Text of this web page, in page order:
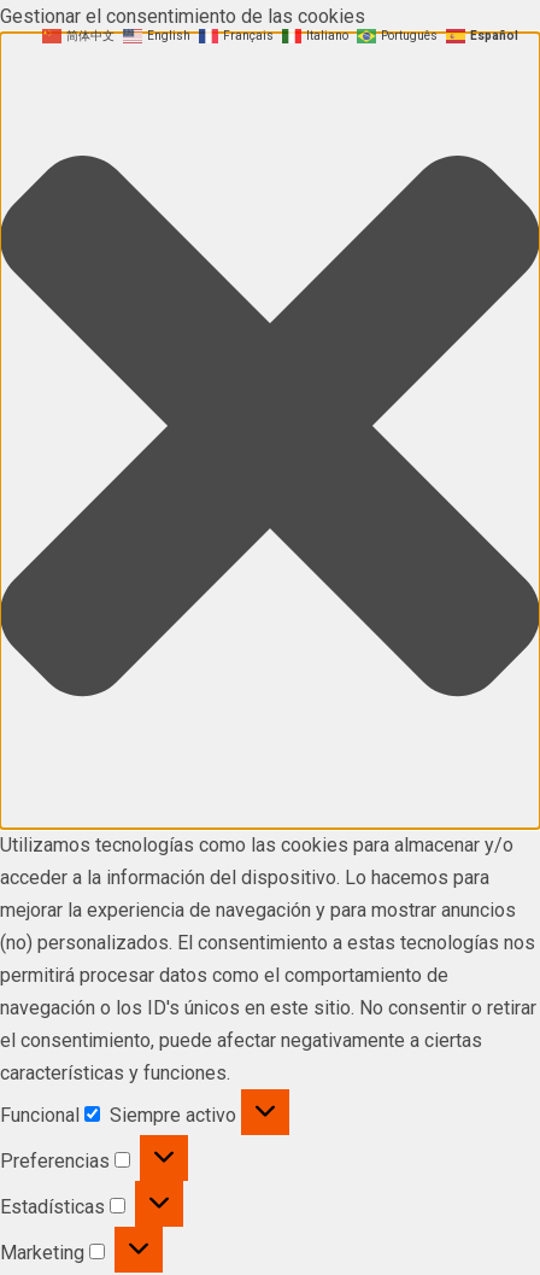
Gestionar el consentimiento de las cookies
Utilizamos tecnologías como las cookies para almacenar y/o
acceder a la información del dispositivo. Lo hacemos para
mejorar la experiencia de navegación y para mostrar anuncios
(no) personalizados. El consentimiento a estas tecnologías nos
permitirá procesar datos como el comportamiento de
navegación o los ID's únicos en este sitio. No consentir o retirar
el consentimiento, puede afectar negativamente a ciertas
características y funciones.
Funcional
Siempre activo
Preferencias
Estadísticas
Marketing
简体中文 English Français Italiano Português Español